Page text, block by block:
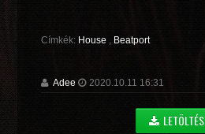
Címkék: House , Beatport
Adee 2020.10.11 16:31
LETÖLTÉS